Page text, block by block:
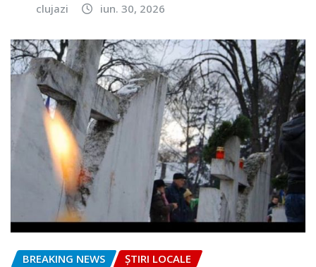
clujazi iun. 30, 2026
BREAKING NEWS ȘTIRI LOCALE